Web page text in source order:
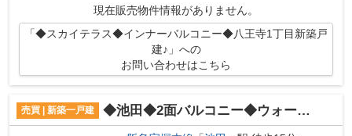
現在販売物件情報がありません。
「◆スカイテラス◆インナーバルコニー◆八王寺1丁目新築戸
建♪」への
お問い合わせはこちら
売買 | 新築一戸建 ◆池田◆2面バルコニー◆ウォークインクローゼット◆荘園1丁目♪